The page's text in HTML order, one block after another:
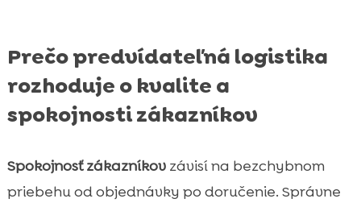
Prečo predvídateľná logistika
rozhoduje o kvalite a
spokojnosti zákazníkov
Spokojnosť zákazníkovzávisí na bezchybnom
priebehu od objednávky po doručenie. Správne